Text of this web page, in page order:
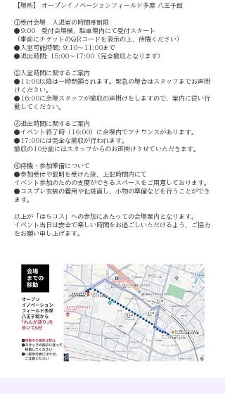
【場所】 オープンイノベーションフィールド多摩 八王子館
①受付会場 入退室の時間帯制限
●9:00 受付会場横、駐車場内にて受付スタート
（事前にチケットのQRコードを表示の上、待機ください）
●入室可能時間: 9:10〜11:00まで
●退出時間: 15:00〜17:00（完全撤収となります）
②入室時間に関するご案内
●11:00以降は一時閉鎖されます。緊急の場合はスタッフまでお声掛
けください。
●16:00に会場スタッフが撤収の声掛けをしますので、案内に従い行
動してください。
③退出時間に関するご案内
●イベント終了時（16:00）に会場内でアナウンスがあります。
●17:00には完全な撤収が行われます。
撤収の10分前にはスタッフからのお声掛けさせていただきます。
④待機・参加準備について
●参加受付や説明を受けた後、上記時間内にて
イベント参加のための支度ができるスペースをご用意しております。
●コスプレ衣装の着用や化粧直し、小物の準備などを行うことができ
ます。
以上が「はちコス」への参加にあたっての会場案内となります。
イベント当日は安全で楽しい時間をお過ごしいただけるよう、ご協力
をお願い申し上げます。